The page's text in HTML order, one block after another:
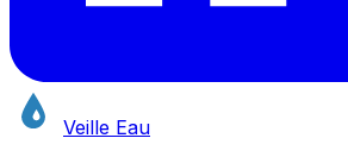
Veille Eau